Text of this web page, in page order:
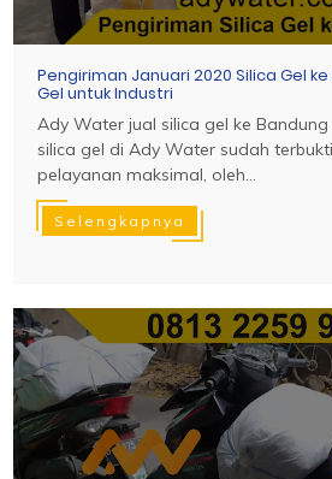
Pengiriman Januari 2020 Silica Gel
Gel untuk Industri
Ady Water jual silica gel ke
silica gel di Ady Water sudah
pelayanan maksimal, oleh...
Selengkapnya